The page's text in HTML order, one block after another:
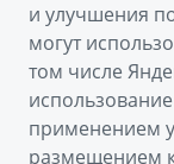
Контакты
© 2026
Официальный
Политика
Правовая
и улучшения
могут
том числе
применением
размещением